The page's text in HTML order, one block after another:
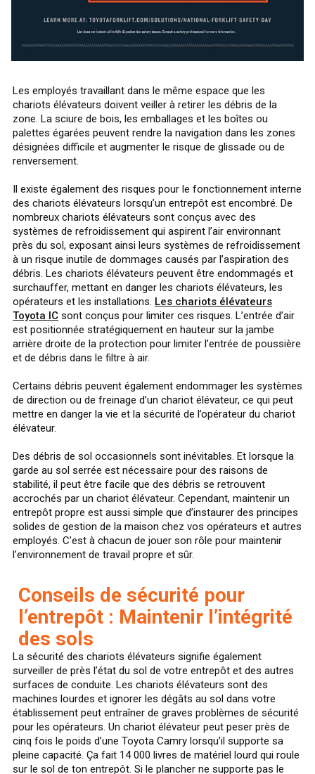
Les employés travaillant dans le même espace que les
chariots élévateurs doivent veiller à retirer les débris de la
zone. La sciure de bois, les emballages et les boîtes ou
palettes égarées peuvent rendre la navigation dans les zones
désignées difficile et augmenter le risque de glissade ou de
renversement.
Il existe également des risques pour le fonctionnement interne
des chariots élévateurs lorsqu’un entrepôt est encombré. De
nombreux chariots élévateurs sont conçus avec des
systèmes de refroidissement qui aspirent l’air environnant
près du sol, exposant ainsi leurs systèmes de refroidissement
à un risque inutile de dommages causés par l’aspiration des
débris. Les chariots élévateurs peuvent être endommagés et
surchauffer, mettant en danger les chariots élévateurs, les
opérateurs et les installations. Les chariots élévateurs
Toyota IC sont conçus pour limiter ces risques. L’entrée d’air
est positionnée stratégiquement en hauteur sur la jambe
arrière droite de la protection pour limiter l’entrée de poussière
et de débris dans le filtre à air.
Certains débris peuvent également endommager les systèmes
de direction ou de freinage d’un chariot élévateur, ce qui peut
mettre en danger la vie et la sécurité de l’opérateur du chariot
élévateur.
Des débris de sol occasionnels sont inévitables. Et lorsque la
garde au sol serrée est nécessaire pour des raisons de
stabilité, il peut être facile que des débris se retrouvent
accrochés par un chariot élévateur. Cependant, maintenir un
entrepôt propre est aussi simple que d’instaurer des principes
solides de gestion de la maison chez vos opérateurs et autres
employés. C’est à chacun de jouer son rôle pour maintenir
l’environnement de travail propre et sûr.
Conseils de sécurité pour
l’entrepôt : Maintenir l’intégrité
des sols
La sécurité des chariots élévateurs signifie également
surveiller de près l’état du sol de votre entrepôt et des autres
surfaces de conduite. Les chariots élévateurs sont des
machines lourdes et ignorer les dégâts au sol dans votre
établissement peut entraîner de graves problèmes de sécurité
pour les opérateurs. Un chariot élévateur peut peser près de
cinq fois le poids d’une Toyota Camry lorsqu’il supporte sa
pleine capacité. Ça fait 14 000 livres de matériel lourd qui roule
sur le sol de ton entrepôt. Si le plancher ne supporte pas le